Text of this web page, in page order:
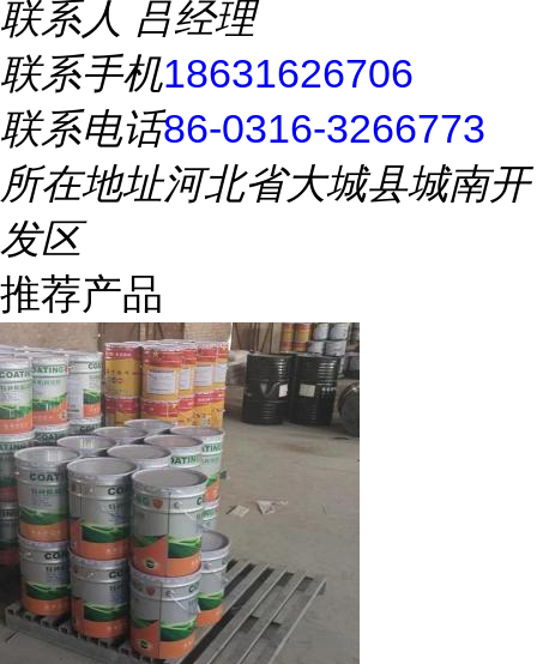
联系人 吕经理
联系手机18631626706
联系电话86-0316-3266773
所在地址河北省大城县城南开
发区
推荐产品